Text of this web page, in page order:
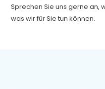
Sprechen Sie uns gerne an,
was wir für Sie tun können.